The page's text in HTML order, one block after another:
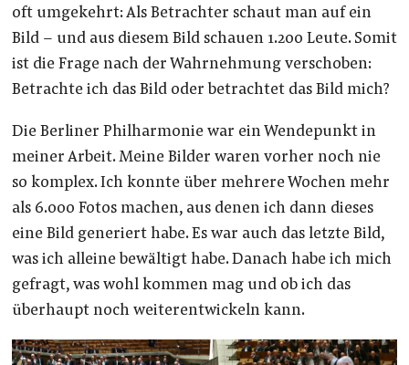
oft umgekehrt: Als Betrachter schaut man auf ein
Bild – und aus diesem Bild schauen 1.200 Leute. Somit
ist die Frage nach der Wahrnehmung verschoben:
Betrachte ich das Bild oder betrachtet das Bild mich?
Die Berliner Philharmonie war ein Wendepunkt in
meiner Arbeit. Meine Bilder waren vorher noch nie
so komplex. Ich konnte über mehrere Wochen mehr
als 6.000 Fotos machen, aus denen ich dann dieses
eine Bild generiert habe. Es war auch das letzte Bild,
was ich alleine bewältigt habe. Danach habe ich mich
gefragt, was wohl kommen mag und ob ich das
überhaupt noch weiterentwickeln kann.